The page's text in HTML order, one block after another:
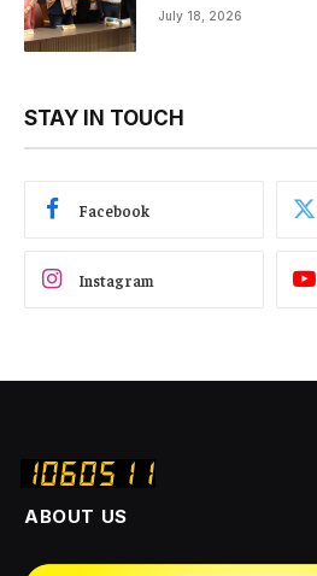
July 18, 2026
STAY IN TOUCH
Facebook
Instagram
ABOUT US